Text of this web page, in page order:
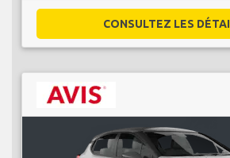
CONSULTEZ LES